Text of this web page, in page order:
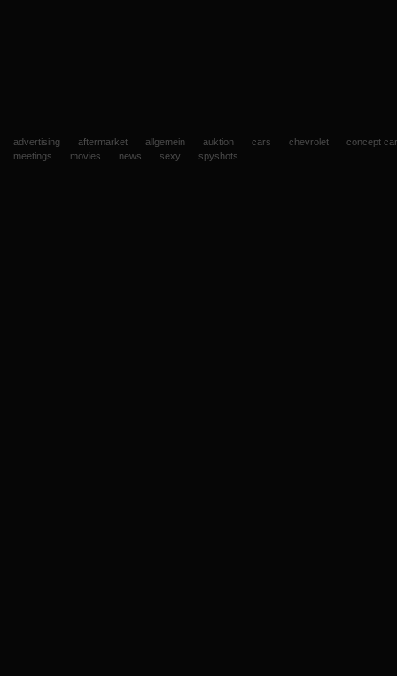
advertising aftermarket allgemein auktion cars chevrolet
concept
meetings
movies news sexy spyshots